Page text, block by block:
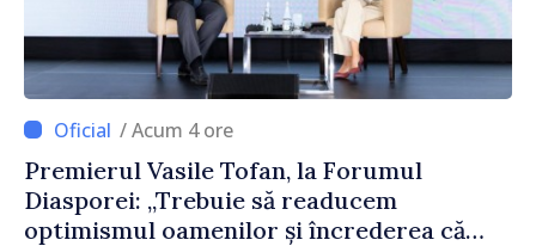
/ Acum 4 ore
Premierul Vasile Tofan, la Forumul
Diasporei: „Trebuie să readucem
optimismul oamenilor și încrederea că